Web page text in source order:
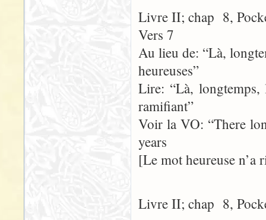
Livre II; chap 8,
Vers 7
Au lieu de: “Là,
heureuses”
Lire: “Là, longtemps,
ramifiant”
Voir la VO: “There
years
[Le mot heureuse n’a
Livre II; chap 8,